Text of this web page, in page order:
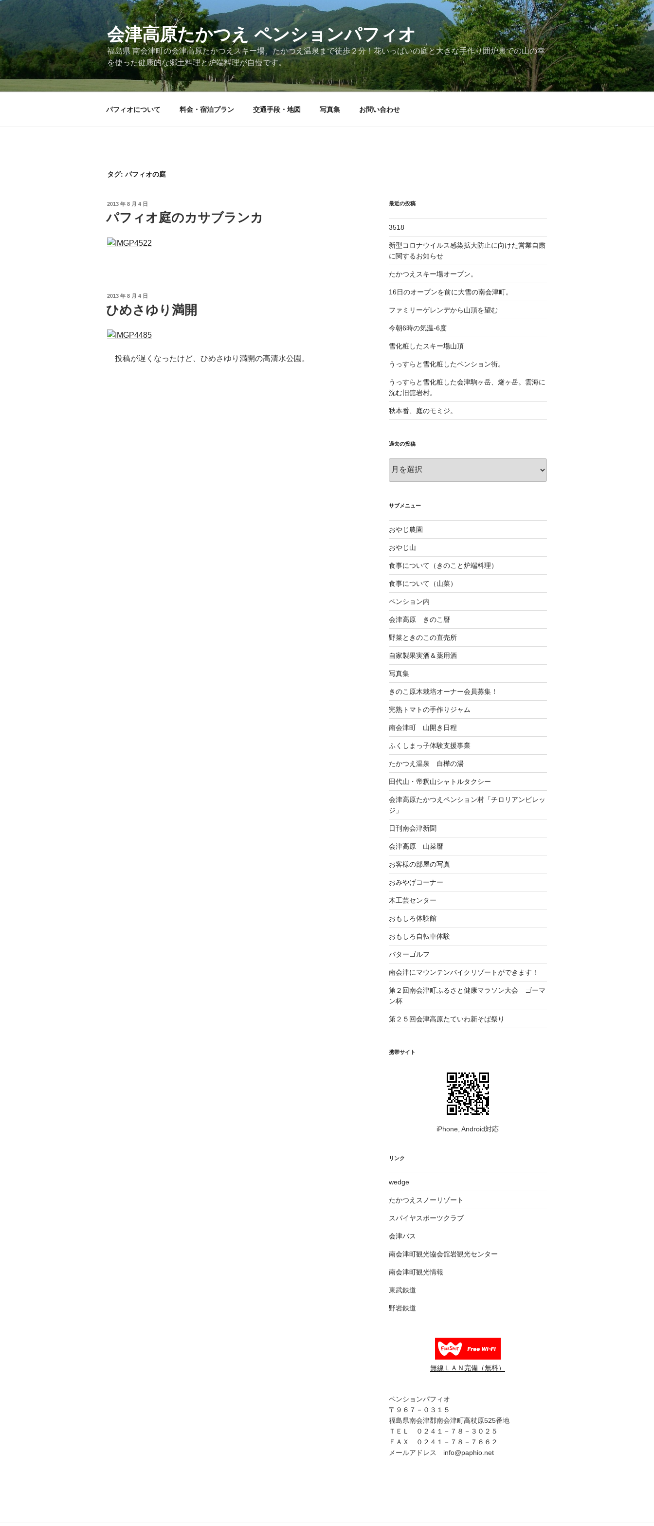
テ
ン
ツ
へ
ス
会津高原たかつえ ペンションパフィオ
福島県 南会津町の会津高原たかつえスキー場、たかつえ温泉まで徒歩２分！花いっぱいの庭と大きな手作り囲炉裏での山の幸
を使った健康的な郷土料理と炉端料理が自慢です。
パフィオについて 料金・宿泊プラン 交通手段・地図 写真集 お問い合わせ
タグ: パフィオの庭
投
日:
2013 年 8 月 4 日
パフィオ庭のカサブランカ
投
日:
2013 年 8 月 4 日
ひめさゆり満開
投稿が遅くなったけど、ひめさゆり満開の高清水公園。
最近の投稿
3518
新型コロナウイルス感染拡大防止に向けた営業自粛
に関するお知らせ
たかつえスキー場オープン。
16日のオープンを前に大雪の南会津町。
ファミリーゲレンデから山頂を望む
今朝6時の気温-6度
雪化粧したスキー場山頂
うっすらと雪化粧したペンション街。
うっすらと雪化粧した会津駒ヶ岳、燧ヶ岳。雲海に
沈む旧舘岩村。
秋本番、庭のモミジ。
過去の投稿
去
稿
サブメニュー
おやじ農園
おやじ山
食事について（きのこと炉端料理）
食事について（山菜）
ペンション内
会津高原 きのこ暦
野菜ときのこの直売所
自家製果実酒＆薬用酒
写真集
きのこ原木栽培オーナー会員募集！
完熟トマトの手作りジャム
南会津町 山開き日程
ふくしまっ子体験支援事業
たかつえ温泉 白樺の湯
田代山・帝釈山シャトルタクシー
会津高原たかつえペンション村「チロリアンビレッ
ジ」
日刊南会津新聞
会津高原 山菜暦
お客様の部屋の写真
おみやげコーナー
木工芸センター
おもしろ体験館
おもしろ自転車体験
パターゴルフ
南会津にマウンテンバイクリゾートができます！
第２回南会津町ふるさと健康マラソン大会 ゴーマ
ン杯
第２５回会津高原たていわ新そば祭り
携帯サイト
iPhone, Android対応
リンク
wed​ge
たかつえスノーリゾート
スパイヤスポーツクラブ
会津バス
南会津町観光協会舘岩観光センター
南会津町観光情報
東武鉄道
野岩鉄道
無線ＬＡＮ完備（無料）
ペンションパフィオ
〒９６７－０３１５
福島県南会津郡南会津町高杖原525番地
ＴＥＬ ０２４１－７８－３０２５
ＦＡＸ ０２４１－７８－７６６２
メールアドレス info@paphio.net